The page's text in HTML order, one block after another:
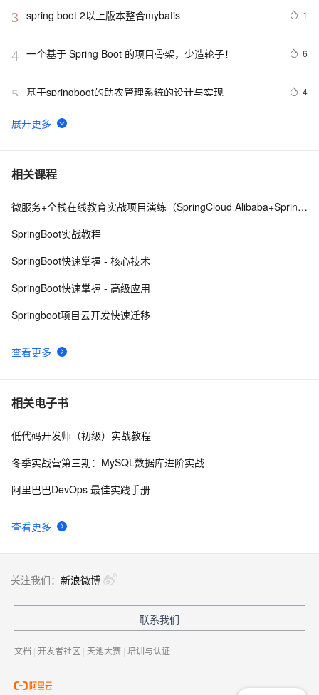
3 spring boot 2以上版本整合mybatis 1
4 6
5 基于springboot的助农管理系统的设计与实现 4
6 spring boot 集成websocket与shiro的坑
7 windows解决SpringBoot启动时：APPLICATION
8 Spring Boot 服务监控，健康检查，线程信息，JVM堆信
9
10Jenkins Pipeline 流水线方式部署 SpringBoot 项目2
相关课程
查看更多
微服务+全栈在线教育实战项目演练（SpringCloud Alibaba+SpringBoot）
SpringBoot实战教程
SpringBoot快速掌握 - 核心技术
SpringBoot快速掌握 - 高级应用
Springboot项目云开发快速迁移
相关电子书
查看更多
低代码开发师（初级）实战教程
冬季实战营第三期：MySQL数据库进阶实战
阿里巴巴DevOps 最佳实践手册
关注我们： 新浪微博
联系我们
文档 | 开发者社区 | 天池大赛 | 培训与认证